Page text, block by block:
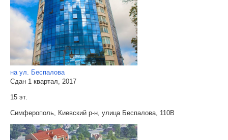
на ул. Беспалова
Сдан 1 квартал, 2017
15 эт.
Симферополь, Киевский р-н, улица Беспалова, 110В